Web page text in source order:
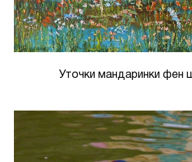
Уточки мандаринки фен